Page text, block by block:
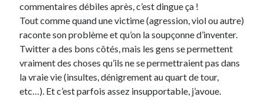
commentaires débiles après, c’est dingue ça !
Tout comme quand une victime (agression, viol ou autre)
raconte son problème et qu’on la soupçonne d’inventer.
Twitter a des bons côtés, mais les gens se permettent
vraiment des choses qu’ils ne se permettraient pas dans
la vraie vie (insultes, dénigrement au quart de tour,
etc…). Et c’est parfois assez insupportable, j’avoue.